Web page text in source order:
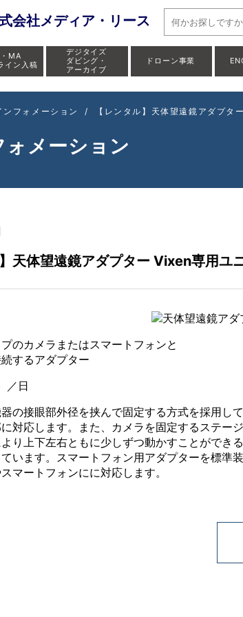
会社メディア・リース
MA
イン入稿
デジタイズ
ダビング・
アーカイブ
ドローン事業
ンフォメーション / 【レンタル】天体望遠鏡アダプタ
ォメーション
】天体望遠鏡アダプター Vixen専用ユ
のカメラまたはスマートフォンと
するアダプター
／日
の接眼部外径を挟んで固定する方式を採用し
対応します。また、カメラを固定するステー
り上下左右ともに少しずつ動かすことができ
います。スマートフォン用アダプターを標準
マートフォンにに対応します。